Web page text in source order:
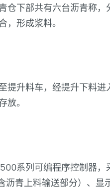
仓下部共有六台沥青称
，形成浆料。
提升料车，经提升下料
放。
系列可编程序控制器
青上料输送部分）、显